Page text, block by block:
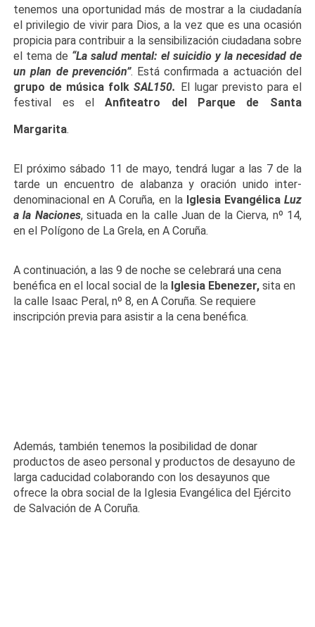
tenemos una oportunidad más de mostrar a la ciudadanía
el privilegio de vivir para Dios, a la vez que es una ocasión
propicia para contribuir a la sensibilización ciudadana sobre
el tema de “La salud mental: el suicidio y la necesidad de
un plan de prevención”. Está confirmada a actuación del
grupo de música folkSAL150. El lugar previsto para el
festival es elAnfiteatro del Parque de Santa
Margarita.
El próximo sábado 11 de mayo, tendrá lugar a las 7 de la
tarde un encuentro de alabanza y oración unido inter-
denominacional en A Coruña, en la Iglesia Evangélica Luz
a la Naciones, situada en la calle Juan de la Cierva, nº 14,
en el Polígono de La Grela, en A Coruña.
A continuación, a las 9 de noche se celebrará una cena
benéfica en el local social de la Iglesia Ebenezer, sita en
la calle Isaac Peral, nº 8, en A Coruña. Se requiere
inscripción previa para asistir a la cena benéfica.
Además, también tenemos la posibilidad de donar
productos de aseo personal y productos de desayuno de
larga caducidad colaborando con los desayunos que
ofrece la obra social de la Iglesia Evangélica del Ejército
de Salvación de A Coruña.